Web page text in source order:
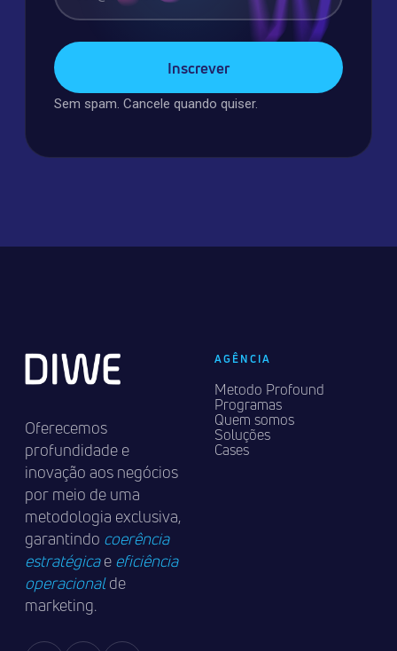
Sem spam. Cancele quando quiser.
Oferecemos
profundidade e
inovação aos negócios
por meio de uma
metodologia exclusiva,
garantindo coerência
estratégicae eficiência
operacionalde
marketing.
AGÊNCIA
Metodo Profound
Programas
Quem somos
Soluções
Cases